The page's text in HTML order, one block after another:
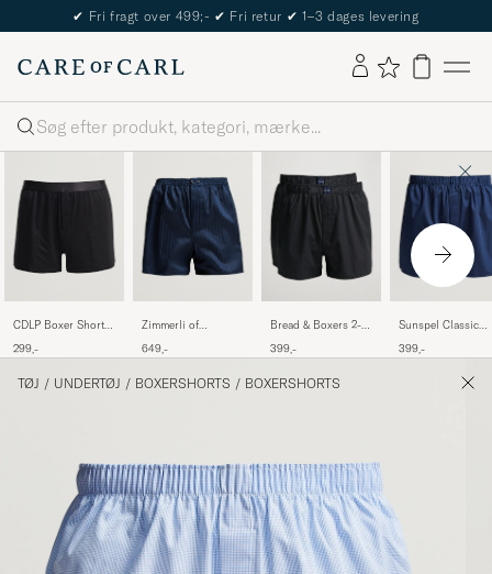
The Care of Carl Passport
Søg
CDLP Boxer Shorts
299,-
Zimmerli of
Mercerized Cotton
649,-
Bread & Boxers 2-
Dark Navy
399,-
Sunspel Classic
Boxer Shorts Navy
399,-
TØJ / UNDERTØJ / BOXERSHORTS / BOXERSHORTS